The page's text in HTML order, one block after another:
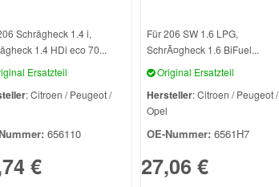
Schrägheck 1.4 i,
1.4 HDi eco 70...
Ersatzteil
: Citroen / Peugeot /
656110
€
Für 206 SW 1.6 LPG,
SchrÃ¤gheck 1.6 BiFuel...
Original Ersatzteil
Hersteller: Citroen / Peugeot /
Opel
OE-Nummer: 6561H7
27,06 €